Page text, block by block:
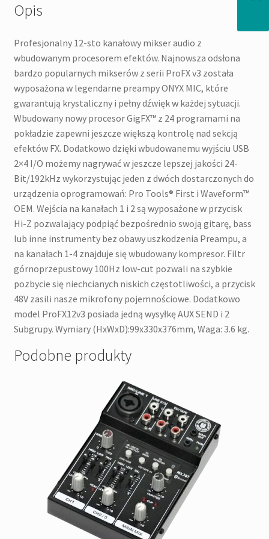
Opis
Profesjonalny 12-sto kanałowy mikser audio z
wbudowanym procesorem efektów. Najnowsza odsłona
bardzo popularnych mikserów z serii ProFX v3 została
wyposażona w legendarne preampy ONYX MIC, które
gwarantują krystaliczny i pełny dźwięk w każdej sytuacji.
Wbudowany nowy procesor GigFX™ z 24 programami na
pokładzie zapewni jeszcze większą kontrolę nad sekcją
efektów FX. Dodatkowo dzięki wbudowanemu wyjściu USB
2×4 I/O możemy nagrywać w jeszcze lepszej jakości 24-
Bit/192kHz wykorzystując jeden z dwóch dostarczonych do
urządzenia oprogramowań: Pro Tools® First i Waveform™
OEM. Wejścia na kanałach 1 i 2 są wyposażone w przycisk
Hi-Z pozwalający podpiąć bezpośrednio swoją gitarę, bass
lub inne instrumenty bez obawy uszkodzenia Preampu, a
na kanałach 1-4 znajduje się wbudowany kompresor. Filtr
górnoprzepustowy 100Hz low-cut pozwali na szybkie
pozbycie się niechcianych niskich częstotliwości, a przycisk
48V zasili nasze mikrofony pojemnościowe. Dodatkowo
model ProFX12v3 posiada jedną wysyłkę AUX SEND i 2
Subgrupy. Wymiary (HxWxD):99x330x376mm, Waga: 3.6 kg.
Podobne produkty